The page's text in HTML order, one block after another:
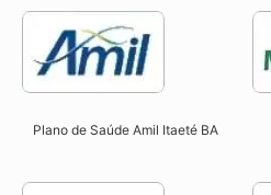
Plano de Saúde Amil Itaeté BA